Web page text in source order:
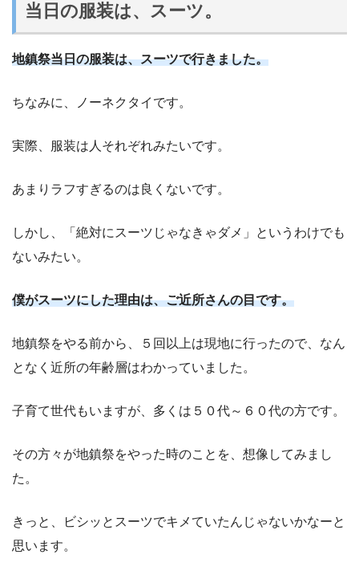
当日の服装は、スーツ。
地鎮祭当日の服装は、スーツで行きました。
ちなみに、ノーネクタイです。
実際、服装は人それぞれみたいです。
あまりラフすぎるのは良くないです。
しかし、「絶対にスーツじゃなきゃダメ」というわけでも
ないみたい。
僕がスーツにした理由は、ご近所さんの目です。
地鎮祭をやる前から、５回以上は現地に行ったので、なん
となく近所の年齢層はわかっていました。
子育て世代もいますが、多くは５０代～６０代の方です。
その方々が地鎮祭をやった時のことを、想像してみまし
た。
きっと、ビシッとスーツでキメていたんじゃないかなーと
思います。